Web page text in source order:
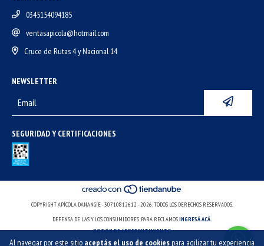
Al navegar por este sitio aceptás el uso de cookiespara agilizar tu experiencia
0345154094185
ventasapicola@hotmail.com
Cruce de Rutas 4 y Nacional 14
NEWSLETTER
SEGURIDAD Y CERTIFICACIONES
COPYRIGHT APÍCOLA DANANGIE - 30710812612 - 2026. TODOS LOS DERECHOS RESERVADOS.
DEFENSA DE LAS Y LOS CONSUMIDORES. PARA RECLAMOSINGRESÁ ACÁ.
BOTÓN DE ARREPENTIMIENTO